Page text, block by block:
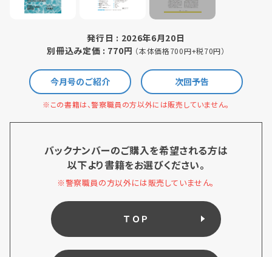
発行日 : 2026年6月20日
別冊込み定価 : 770円 （本体価格700円+税70円）
今月号のご紹介 次回予告
※この書籍は、警察職員の方以外には販売していません。
バックナンバーのご購入を希望される方は
以下より書籍をお選びください。
※警察職員の方以外には販売していません。
ＴＯＰ